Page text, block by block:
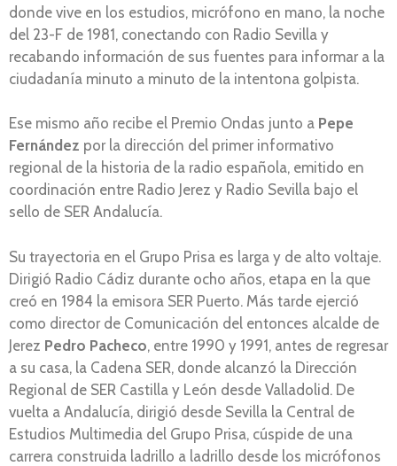
donde vive en los estudios, micrófono en mano, la noche
del 23-F de 1981, conectando con Radio Sevilla y
recabando información de sus fuentes para informar a la
ciudadanía minuto a minuto de la intentona golpista.
Ese mismo año recibe el Premio Ondas junto a Pepe
Fernández por la dirección del primer informativo
regional de la historia de la radio española, emitido en
coordinación entre Radio Jerez y Radio Sevilla bajo el
sello de SER Andalucía.
Su trayectoria en el Grupo Prisa es larga y de alto voltaje.
Dirigió Radio Cádiz durante ocho años, etapa en la que
creó en 1984 la emisora SER Puerto. Más tarde ejerció
como director de Comunicación del entonces alcalde de
Jerez Pedro Pacheco, entre 1990 y 1991, antes de regresar
a su casa, la Cadena SER, donde alcanzó la Dirección
Regional de SER Castilla y León desde Valladolid. De
vuelta a Andalucía, dirigió desde Sevilla la Central de
Estudios Multimedia del Grupo Prisa, cúspide de una
carrera construida ladrillo a ladrillo desde los micrófonos